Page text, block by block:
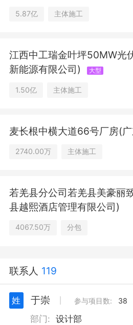
证件为准）一般项
价咨询业务；承接
务；工程管理服务；
联网销售（除销售需
软件开发；办公服
购代理服务；规划设
系统设计施工服务
体育场地设施工程
施工；土石方工程施
设计、监理除外）
项目外，凭营业执
5.87亿 主体施工
江西中工瑞金叶坪50MW光
新能源有限公司)
大型
1.50亿 主体施工
麦长根中横大道66号厂房(
2740.00万 主体施工
若羌县分公司若羌县美豪丽
县越熙酒店管理有限公司)
4067.50万 分包
联系人 119
姓 于崇 参与项目数: 38
部门: 设计部